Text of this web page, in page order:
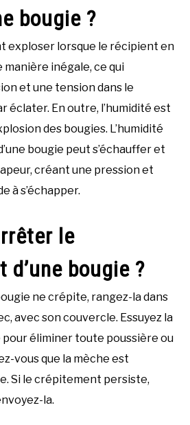
bougie ?
exploser lorsque le récipient en
inégale, ce qui
et une tension dans le
éclater. En outre, l’humidité est
des bougies. L’humidité
bougie peut s’échauffer et
créant une pression et
à s’échapper.
le
d’une bougie ?
ne crépite, rangez-la dans
avec son couvercle. Essuyez la
pour éliminer toute poussière ou
vous que la mèche est
Si le crépitement persiste,
la.